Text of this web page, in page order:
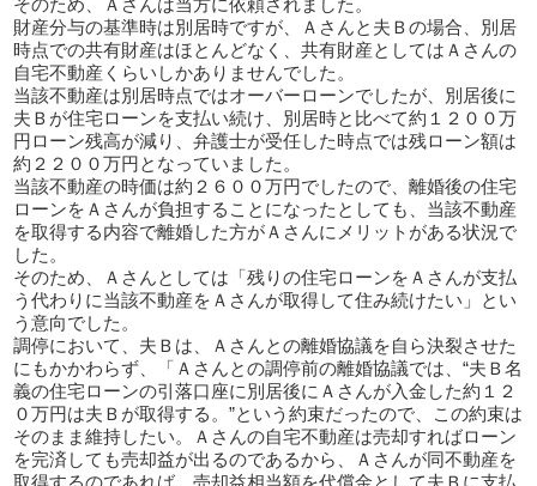
そのため、Ａさんは当方に依頼されました。
財産分与の基準時は別居時ですが、Ａさんと夫Ｂの場合、別居
時点での共有財産はほとんどなく、共有財産としてはＡさんの
自宅不動産くらいしかありませんでした。
当該不動産は別居時点ではオーバーローンでしたが、別居後に
夫Ｂが住宅ローンを支払い続け、別居時と比べて約１２００万
円ローン残高が減り、弁護士が受任した時点では残ローン額は
約２２００万円となっていました。
当該不動産の時価は約２６００万円でしたので、離婚後の住宅
ローンをＡさんが負担することになったとしても、当該不動産
を取得する内容で離婚した方がＡさんにメリットがある状況で
した。
そのため、Ａさんとしては「残りの住宅ローンをＡさんが支払
う代わりに当該不動産をＡさんが取得して住み続けたい」とい
う意向でした。
調停において、夫Ｂは、Ａさんとの離婚協議を自ら決裂させた
にもかかわらず、「Ａさんとの調停前の離婚協議では、“夫Ｂ名
義の住宅ローンの引落口座に別居後にＡさんが入金した約１２
０万円は夫Ｂが取得する。”という約束だったので、この約束は
そのまま維持したい。Ａさんの自宅不動産は売却すればローン
を完済しても売却益が出るのであるから、Ａさんが同不動産を